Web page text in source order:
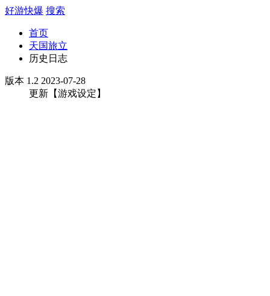
好游快爆 搜索
首页
天国旅立
历史日志
版本 1.2 2023-07-28
更新【游戏设定】